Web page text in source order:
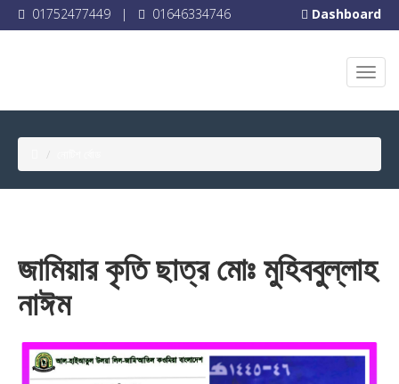
Dashboard
01752477449 | 01646334746
জামিয়ার কৃতি ছাত্র মোঃ মুহিববুল্লাহ
নাঈম